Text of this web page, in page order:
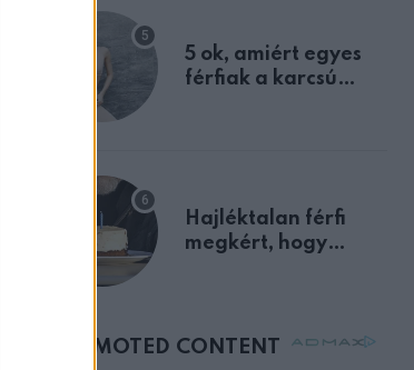
5 ok, amiért egyes
férfiak a karcsú
Hajléktalan férfi
megkért, hogy
mellettem ült az első